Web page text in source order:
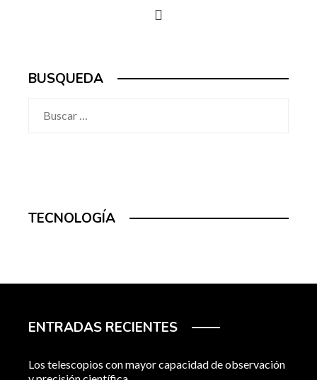
BUSQUEDA
TECNOLOGÍA
ENTRADAS RECIENTES
Los telescopios con mayor capacidad de observación